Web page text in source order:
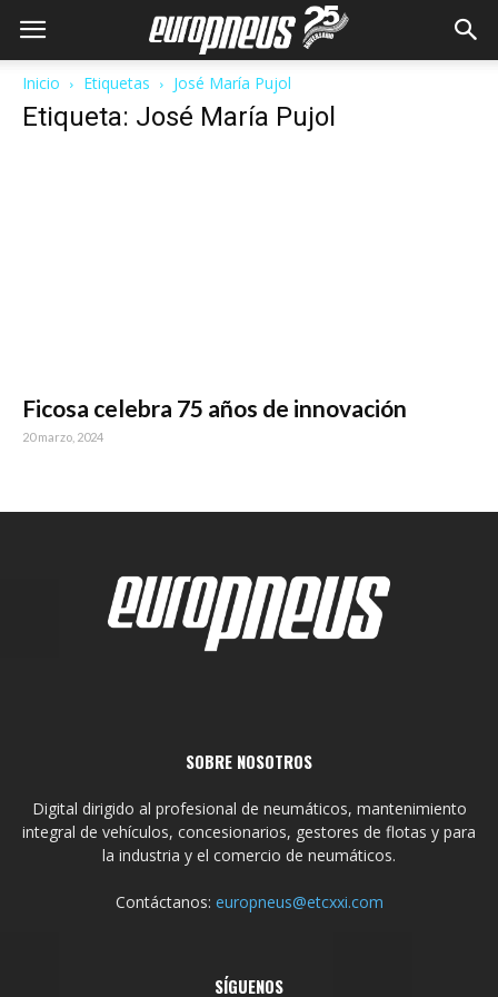
Inicio Etiquetas José María Pujol
Etiqueta: José María Pujol
Ficosa celebra 75 años de innovación
20 marzo, 2024
SOBRE NOSOTROS
Digital dirigido al profesional de neumáticos, mantenimiento
integral de vehículos, concesionarios, gestores de flotas y para
la industria y el comercio de neumáticos.
Contáctanos: europneus@etcxxi.com
SÍGUENOS